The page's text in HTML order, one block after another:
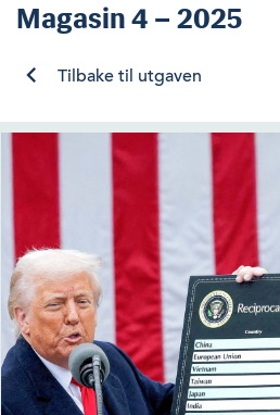
Magasin4 – 2025
Tilbake til utgaven